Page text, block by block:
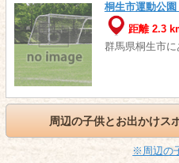
桐生市運動公園
距離 2.3
群馬県桐生市に
周辺の子供とお出かけス
※周辺の